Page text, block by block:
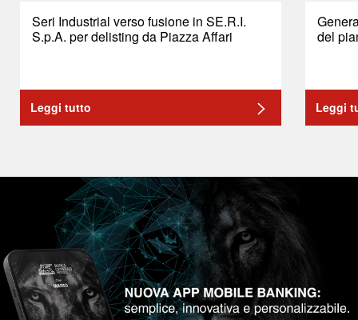
Seri Industrial verso fusione in SE.R.I.
S.p.A. per delisting da Piazza Affari
Leggi tutto
del
Leggi